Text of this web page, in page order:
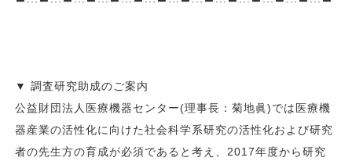
▼ 調査研究助成のご案内
公益財団法人医療機器センター(理事長：菊地眞)では医療機
器産業の活性化に向けた社会科学系研究の活性化および研究
者の先生方の育成が必須であると考え、2017年度から研究